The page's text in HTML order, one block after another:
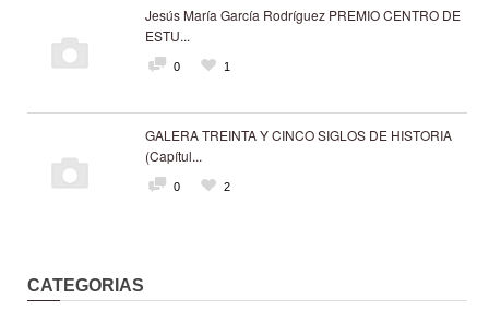
Jesús María García Rodríguez PREMIO CENTRO DE
ESTU...
0 1
GALERA TREINTA Y CINCO SIGLOS DE HISTORIA
(Capítul...
0 2
CATEGORIAS